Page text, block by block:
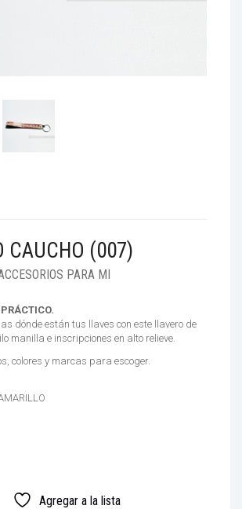
CAUCHO (007)
PARA MI
dónde están tus llaves con este llavero de
manilla e inscripciones en alto relieve.
colores y marcas para escoger.
Agregar a la lista